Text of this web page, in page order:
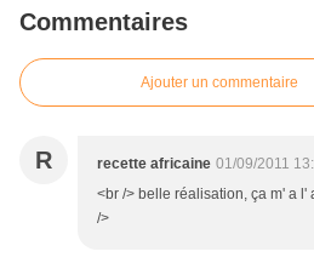
Commentaires
Ajouter un commentaire
R recette africaine 01/09/2011
<br /> belle réalisation, ça m' a l'
/>